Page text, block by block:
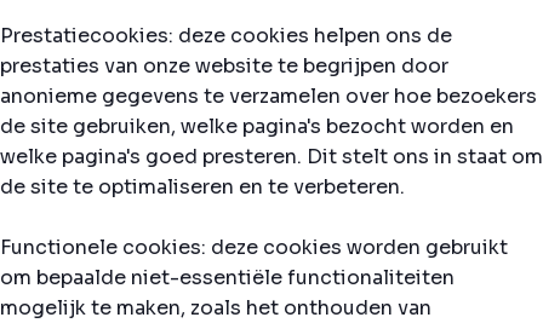
Prestatiecookies: deze cookies helpen ons de
prestaties van onze website te begrijpen door
anonieme gegevens te verzamelen over hoe bezoekers
de site gebruiken, welke pagina's bezocht worden en
welke pagina's goed presteren. Dit stelt ons in staat om
de site te optimaliseren en te verbeteren.
Functionele cookies: deze cookies worden gebruikt
om bepaalde niet-essentiële functionaliteiten
mogelijk te maken, zoals het onthouden van